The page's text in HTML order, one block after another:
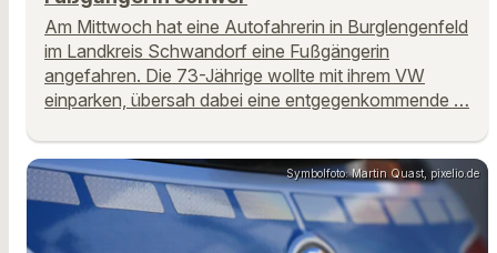
Am Mittwoch hat eine Autofahrerin in Burglengenfeld
im Landkreis Schwandorf eine Fußgängerin
angefahren. Die 73-Jährige wollte mit ihrem VW
einparken, übersah dabei eine entgegenkommende …
Symbolfoto: Martin Quast, pixelio.de